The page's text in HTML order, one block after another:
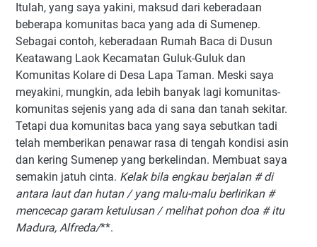
Itulah, yang saya yakini, maksud dari keberadaan
beberapa komunitas baca yang ada di Sumenep.
Sebagai contoh, keberadaan Rumah Baca di Dusun
Keatawang Laok Kecamatan Guluk-Guluk dan
Komunitas Kolare di Desa Lapa Taman. Meski saya
meyakini, mungkin, ada lebih banyak lagi komunitas-
komunitas sejenis yang ada di sana dan tanah sekitar.
Tetapi dua komunitas baca yang saya sebutkan tadi
telah memberikan penawar rasa di tengah kondisi asin
dan kering Sumenep yang berkelindan. Membuat saya
semakin jatuh cinta. Kelak bila engkau berjalan # di
antara laut dan hutan / yang malu-malu berlirikan #
mencecap garam ketulusan / melihat pohon doa # itu
Madura, Alfreda/**.